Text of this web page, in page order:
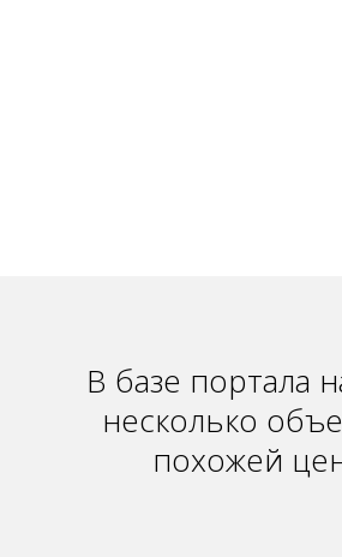
В базе портала
несколько
похожей